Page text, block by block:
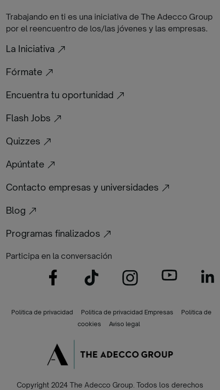
Trabajando en ti es una iniciativa de The Adecco Group
por el reencuentro de los/las jóvenes y las empresas.
La Iniciativa
Fórmate
Encuentra tu oportunidad
Flash Jobs
Quizzes
Apúntate
Contacto empresas y universidades
Blog
Programas finalizados
Participa en la conversación
Politica de privacidad Politica de privacidad Empresas
Politica de
cookies
Aviso legal
Copyright 2024 The Adecco Group. Todos los derechos